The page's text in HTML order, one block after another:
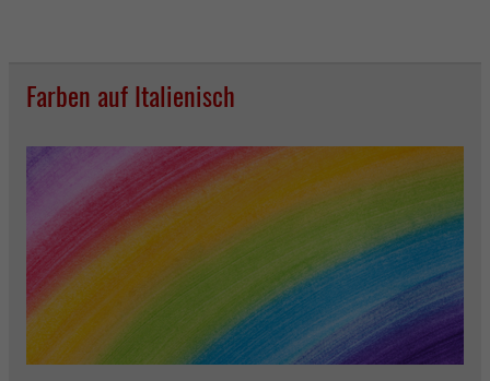
Farben auf Italienisch